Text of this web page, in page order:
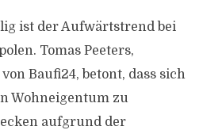
ist der Aufwärtstrend bei
Tomas Peeters,
Baufi24, betont, dass sich
Wohneigentum zu
aufgrund der